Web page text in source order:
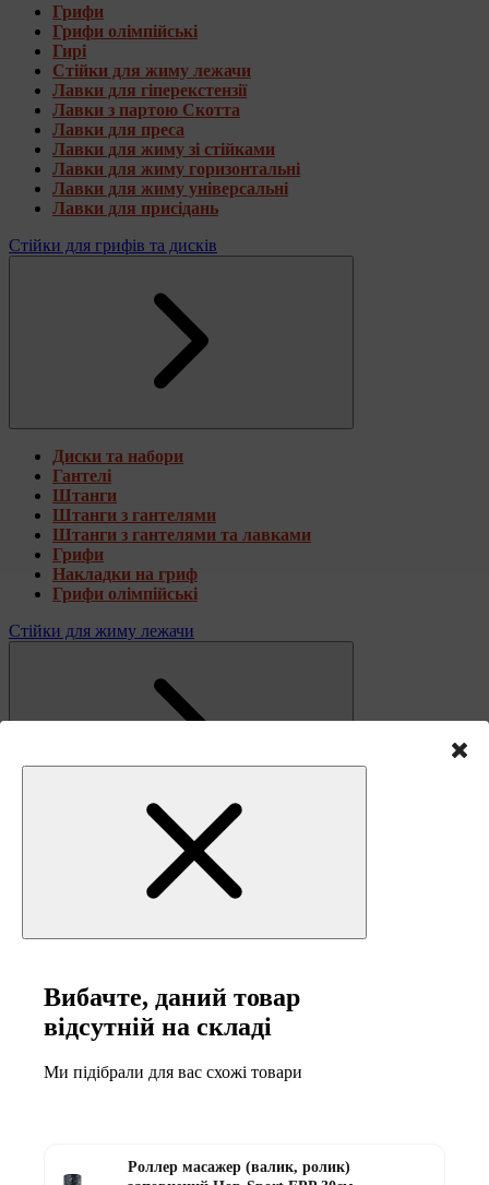
Грифи
Грифи олімпійські
Гирі
Стійки для жиму лежачи
Лавки для гіперекстензії
Лавки з партою Скотта
Лавки для преса
Лавки для жиму зі стійками
Лавки для жиму горизонтальні
Лавки для жиму універсальні
Лавки для присідань
Стійки для грифів та дисків
Диски та набори
Гантелі
Штанги
Штанги з гантелями
Штанги з гантелями та лавками
Грифи
Накладки на гриф
Грифи олімпійські
Стійки для жиму лежачи
Диски та набори
Штанги з гантелями
Штанги з гантелями та лавками
Грифи олімпійські
Шведські стінки та фітнес-станції
Вибачте, даний товар
відсутній на складі
Ми підібрали для вас схожі товари
Роллер масажер (валик, ролик)